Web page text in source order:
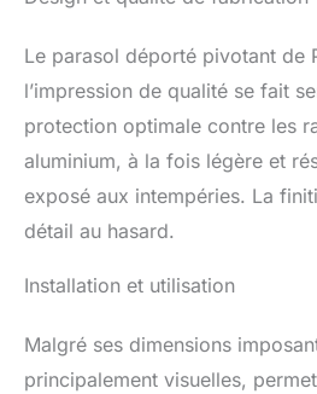
Le parasol déporté pivotant de
l’impression de qualité se fait
protection optimale contre les
aluminium, à la fois légère et
exposé aux intempéries. La
détail au hasard.
Installation et utilisation
Malgré ses dimensions
principalement visuelles,